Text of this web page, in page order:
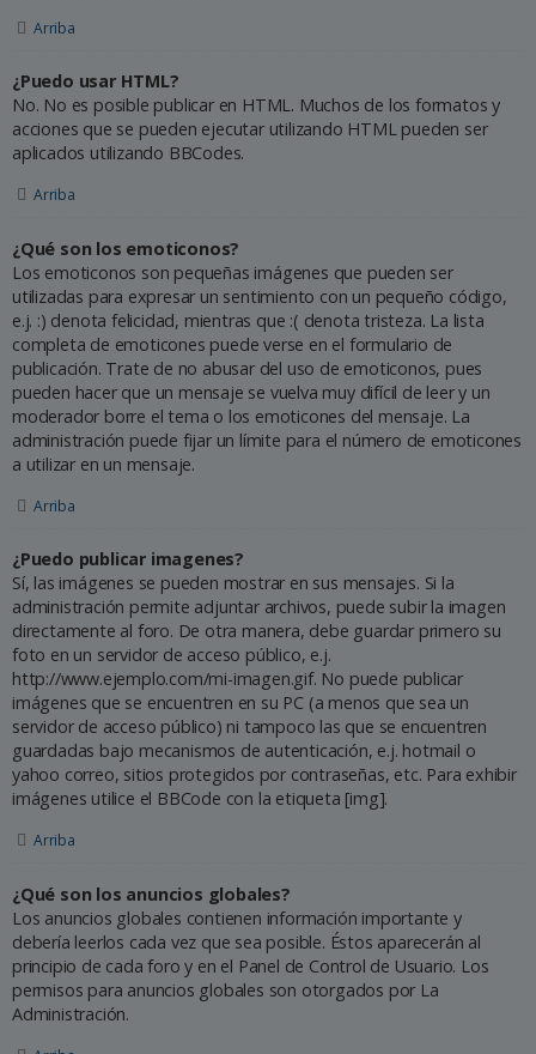
Arriba
¿Puedo usar HTML?
No. No es posible publicar en HTML. Muchos de los formatos y
acciones que se pueden ejecutar utilizando HTML pueden ser
aplicados utilizando BBCodes.
Arriba
¿Qué son los emoticonos?
Los emoticonos son pequeñas imágenes que pueden ser
utilizadas para expresar un sentimiento con un pequeño código,
e.j. :) denota felicidad, mientras que :( denota tristeza. La lista
completa de emoticones puede verse en el formulario de
publicación. Trate de no abusar del uso de emoticonos, pues
pueden hacer que un mensaje se vuelva muy difícil de leer y un
moderador borre el tema o los emoticones del mensaje. La
administración puede fijar un límite para el número de emoticones
a utilizar en un mensaje.
Arriba
¿Puedo publicar imagenes?
Sí, las imágenes se pueden mostrar en sus mensajes. Si la
administración permite adjuntar archivos, puede subir la imagen
directamente al foro. De otra manera, debe guardar primero su
foto en un servidor de acceso público, e.j.
http://www.ejemplo.com/mi-imagen.gif. No puede publicar
imágenes que se encuentren en su PC (a menos que sea un
servidor de acceso público) ni tampoco las que se encuentren
guardadas bajo mecanismos de autenticación, e.j. hotmail o
yahoo correo, sitios protegidos por contraseñas, etc. Para exhibir
imágenes utilice el BBCode con la etiqueta [img].
Arriba
¿Qué son los anuncios globales?
Los anuncios globales contienen información importante y
debería leerlos cada vez que sea posible. Éstos aparecerán al
principio de cada foro y en el Panel de Control de Usuario. Los
permisos para anuncios globales son otorgados por La
Administración.